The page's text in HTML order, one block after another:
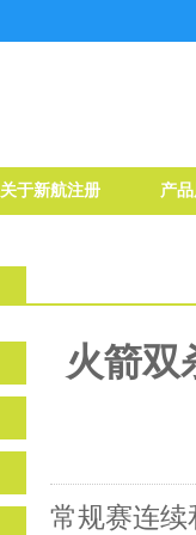
关于新航注册 产
火箭双
常规赛连